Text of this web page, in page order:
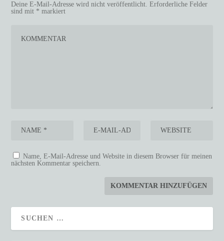
Deine E-Mail-Adresse wird nicht veröffentlicht. Erforderliche Felder
sind mit * markiert
Name, E-Mail-Adresse und Website in diesem Browser für meinen
nächsten Kommentar speichern.